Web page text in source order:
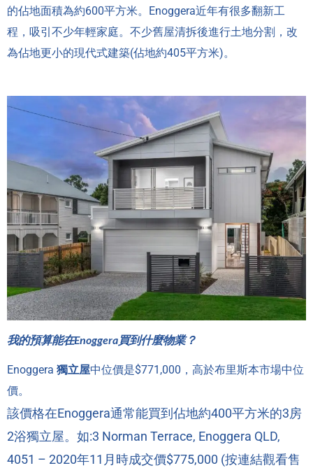
的佔地面積為約600平方米。Enoggera近年有很多翻新工
程，吸引不少年輕家庭。不少舊屋清拆後進行土地分割，改
為佔地更小的現代式建築(佔地約405平方米)。
我的預算能在Enoggera買到什麼物業？
Enoggera 獨立屋中位價是$771,000，高於布里斯本市場中位
價。
該價格在Enoggera通常能買到佔地約400平方米的3房
2浴獨立屋。如:3 Norman Terrace, Enoggera QLD,
4051 – 2020年11月時成交價$775,000 (按連結觀看售